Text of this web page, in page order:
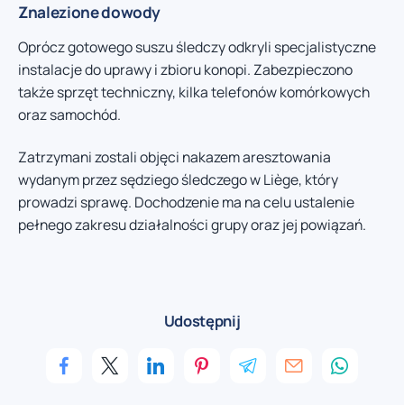
Znalezione dowody
Oprócz gotowego suszu śledczy odkryli specjalistyczne
instalacje do uprawy i zbioru konopi. Zabezpieczono
także sprzęt techniczny, kilka telefonów komórkowych
oraz samochód.
Zatrzymani zostali objęci nakazem aresztowania
wydanym przez sędziego śledczego w Liège, który
prowadzi sprawę. Dochodzenie ma na celu ustalenie
pełnego zakresu działalności grupy oraz jej powiązań.
Udostępnij